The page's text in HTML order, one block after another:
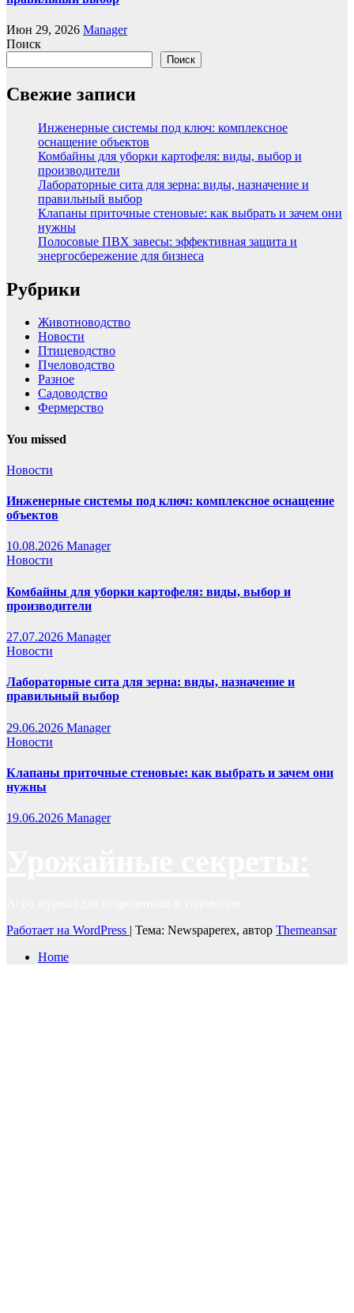
Июн 29, 2026 Manager
Поиск
Поиск
Свежие записи
Инженерные системы под ключ: комплексное
оснащение объектов
Комбайны для уборки картофеля: виды, выбор и
производители
Лабораторные сита для зерна: виды, назначение и
правильный выбор
Клапаны приточные стеновые: как выбрать и зачем они
нужны
Полосовые ПВХ завесы: эффективная защита и
энергосбережение для бизнеса
Рубрики
Животноводство
Новости
Птицеводство
Пчеловодство
Разное
Садоводство
Фермерство
You missed
Новости
Инженерные системы под ключ: комплексное оснащение
объектов
10.08.2026 Manager
Новости
Комбайны для уборки картофеля: виды, выбор и
производители
27.07.2026 Manager
Новости
Лабораторные сита для зерна: виды, назначение и
правильный выбор
29.06.2026 Manager
Новости
Клапаны приточные стеновые: как выбрать и зачем они
нужны
19.06.2026 Manager
Работает на WordPress | Тема: Newspaperex, автор Themeansar
Home